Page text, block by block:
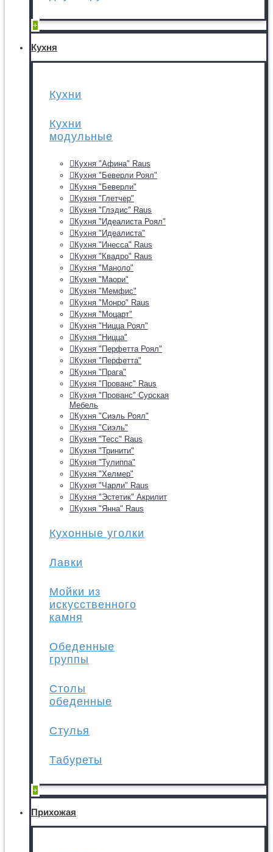
+
Кухня
Кухни
Кухни
модульные
Кухня "Афина" Raus
Кухня "Беверли Роял"
Кухня "Беверли"
Кухня "Глетчер"
Кухня "Глэдис" Raus
Кухня "Идеалиста Роял"
Кухня "Идеалиста"
Кухня "Инесса" Raus
Кухня "Квадро" Raus
Кухня "Маноло"
Кухня "Маори"
Кухня "Мемфис"
Кухня "Монро" Raus
Кухня "Моцарт"
Кухня "Ницца Роял"
Кухня "Ницца"
Кухня "Перфетта Роял"
Кухня "Перфетта"
Кухня "Прага"
Кухня "Прованс" Raus
Кухня "Прованс" Сурская
Мебель
Кухня "Сиэль Роял"
Кухня "Сиэль"
Кухня "Тесс" Raus
Кухня "Тринити"
Кухня "Тулиппа"
Кухня "Хелмер"
Кухня "Чарли" Raus
Кухня "Эстетик" Акрилит
Кухня "Янна" Raus
Кухонные уголки
Лавки
Мойки из
искусственного
камня
Обеденные
группы
Столы
обеденные
Стулья
Табуреты
+
Прихожая